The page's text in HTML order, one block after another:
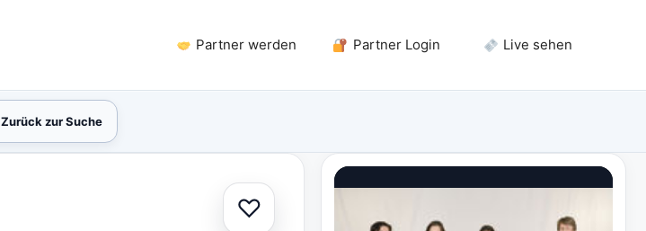
Partner werden Partner Login Live sehen
Zurück zur Suche
♡Zur Auswahl hinzufügen